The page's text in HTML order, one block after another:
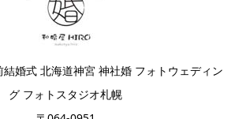
婚式 北海道神宮 神社婚 フォトウェディン
グ フォトスタジオ札幌